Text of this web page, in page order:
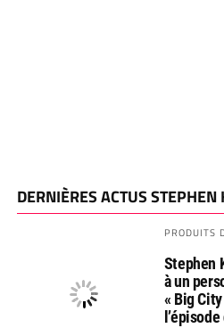
DERNIÈRES ACTUS STEPHEN
PRODUITS
Stephen
à un
« Big